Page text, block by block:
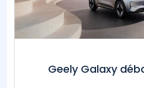
Geely Galaxy